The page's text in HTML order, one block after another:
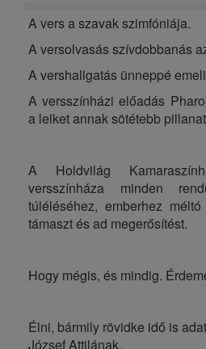
A vers a szavak szimfóniája.
A versolvasás szívdobbanás
A vershallgatás ünneppé
A versszínházi előadás
a lelket annak sötétebb
A Holdvilág
versszínháza minden
túléléséhez, emberhez
támaszt és ad megerősítést.
Hogy mégis, és mindig.
Élni, bármily rövidke idő is
József Attilának.